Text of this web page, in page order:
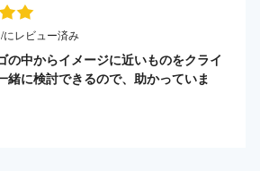
レビュー済み
の中からイメージに近いものをクライ
緒に検討できるので、助かっていま